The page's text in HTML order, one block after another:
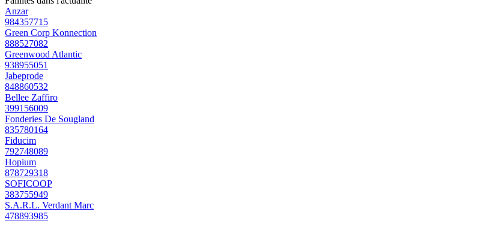
Anzar
984357715
Green Corp Konnection
888527082
Greenwood Atlantic
938955051
Jabeprode
848860532
Bellee Zaffiro
399156009
Fonderies De Sougland
835780164
Fiducim
792748089
Hopium
878729318
SOFICOOP
383755949
S.A.R.L. Verdant Marc
478893985